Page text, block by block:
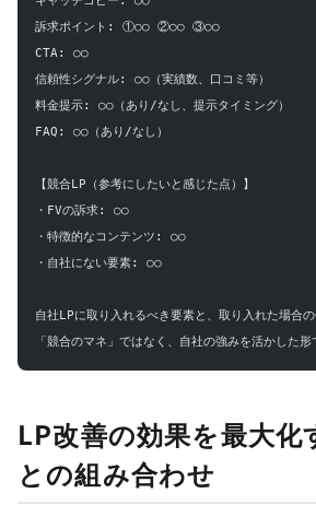
訴求ポイント: ①○○ ②○○ ③○○
CTA: ○○
信頼性シグナル: ○○（実績数、口コミ等）
料金提示: ○○（あり/なし、提示タイミング）
FAQ: ○○（あり/なし）
【競合LP（参考にしたいと感じた点）】
・FVの訴求: ○○
・特徴的なコンテンツ: ○○
・自社にない要素: ○○
自社LPに取り入れるべき要素と、取り入れた場合
「競合のマネ」ではなく、自社の強みを活かした形
LP改善の効果を最大
との組み合わせ